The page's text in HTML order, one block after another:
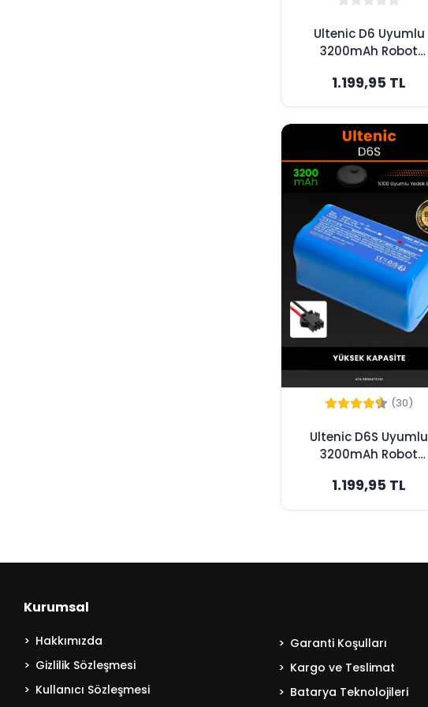
Ultenic D6 Uyumlu
3200mAh Robot
Yüksek Kapasite
1.199,95 TL
(30)
Ultenic D6S Uyumlu
3200mAh Robot
Yüksek Kapasite
1.199,95 TL
Kurumsal
Hakkımızda
Gizlilik Sözleşmesi
Kullanıcı Sözleşmesi
Garanti Koşulları
Kargo ve Teslimat
Batarya Teknolojileri